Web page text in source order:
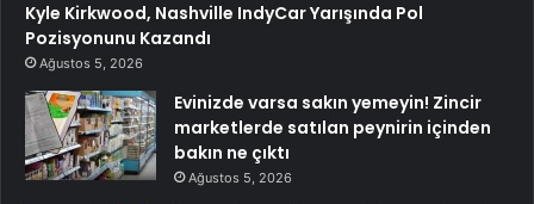
Kyle Kirkwood, Nashville IndyCar Yarışında Pol
Pozisyonunu Kazandı
Ağustos 5, 2026
Evinizde varsa sakın yemeyin! Zincir
marketlerde satılan peynirin içinden
bakın ne çıktı
Ağustos 5, 2026